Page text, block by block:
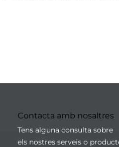
Contacta amb nosaltres
Tens alguna consulta sobre
els nostres serveis o